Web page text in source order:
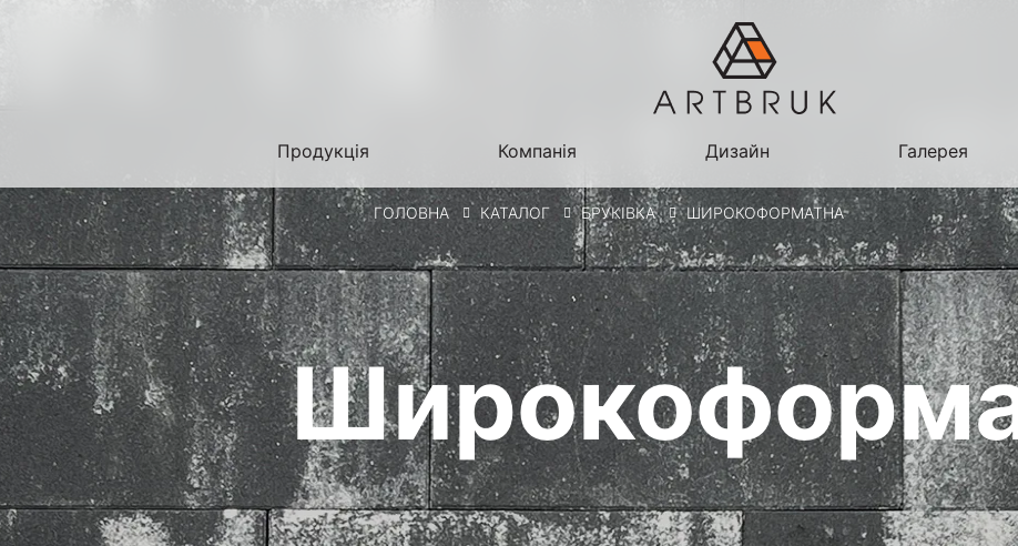
Продукція Компанія Дизайн Галерея
ГОЛОВНА КАТАЛОГ БРУКІВКА ШИРОКОФОРМАТНА